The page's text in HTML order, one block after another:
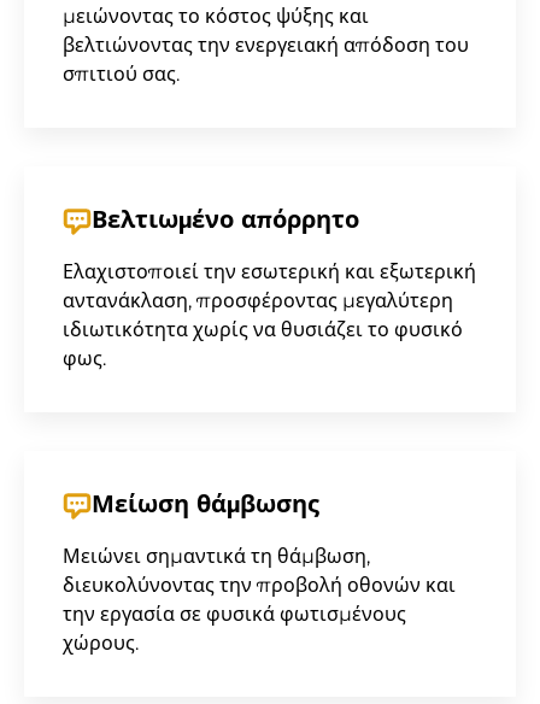
μειώνοντας το κόστος ψύξης και
βελτιώνοντας την ενεργειακή απόδοση του
σπιτιού σας.
Βελτιωμένο απόρρητο
Ελαχιστοποιεί την εσωτερική και εξωτερική
αντανάκλαση, προσφέροντας μεγαλύτερη
ιδιωτικότητα χωρίς να θυσιάζει το φυσικό
φως.
Μείωση θάμβωσης
Μειώνει σημαντικά τη θάμβωση,
διευκολύνοντας την προβολή οθονών και
την εργασία σε φυσικά φωτισμένους
χώρους.